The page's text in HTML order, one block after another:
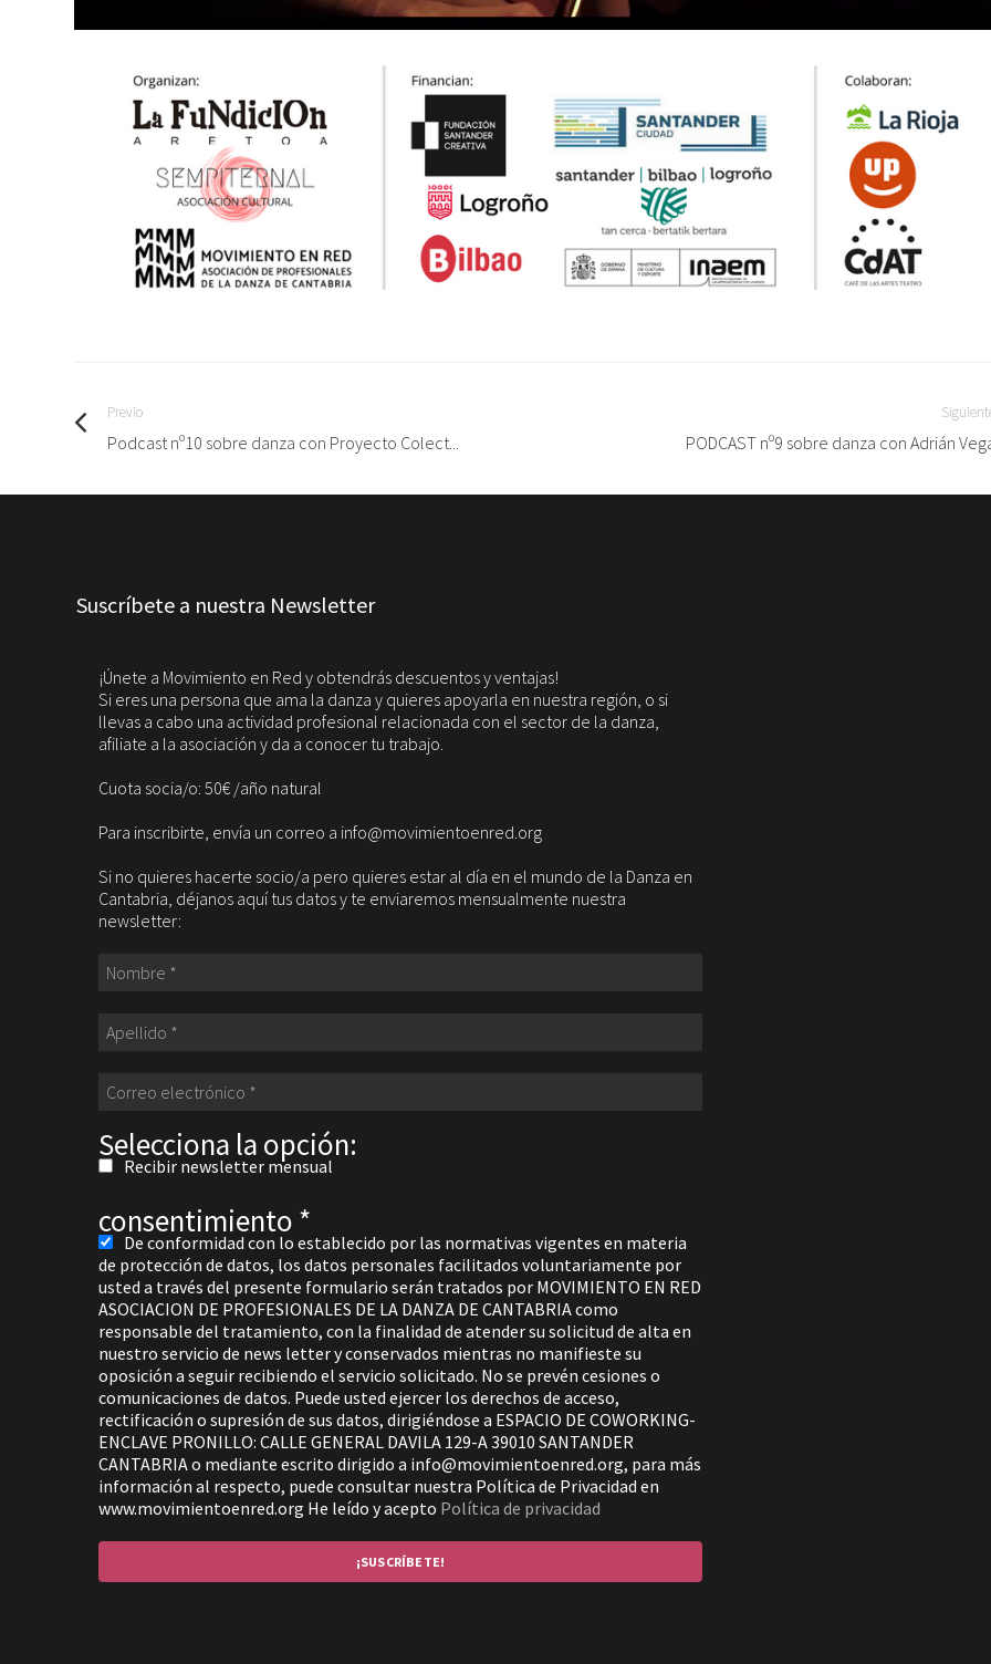
Previo
Podcast nº10 sobre danza con Proyecto Colect... PODCAST nº9 sobre danza con Adrián
Suscríbete a nuestra Newsletter
¡Únete a Movimiento en Red y obtendrás descuentos y ventajas!
Si eres una persona que ama la danza y quieres apoyarla en nuestra región, o si
llevas a cabo una actividad profesional relacionada con el sector de la danza,
afiliate a la asociación y da a conocer tu trabajo.
Cuota socia/o: 50€ /año natural
Para inscribirte, envía un correo a info@movimientoenred.org
Si no quieres hacerte socio/a pero quieres estar al día en el mundo de la Danza en
Cantabria, déjanos aquí tus datos y te enviaremos mensualmente nuestra
newsletter:
Selecciona la opción:
Recibir newsletter mensual
consentimiento *
De conformidad con lo establecido por las normativas vigentes en materia
de protección de datos, los datos personales facilitados voluntariamente por
usted a través del presente formulario serán tratados por MOVIMIENTO EN RED
ASOCIACION DE PROFESIONALES DE LA DANZA DE CANTABRIA como
responsable del tratamiento, con la finalidad de atender su solicitud de alta en
nuestro servicio de news letter y conservados mientras no manifieste su
oposición a seguir recibiendo el servicio solicitado. No se prevén cesiones o
comunicaciones de datos. Puede usted ejercer los derechos de acceso,
rectificación o supresión de sus datos, dirigiéndose a ESPACIO DE COWORKING-
ENCLAVE PRONILLO: CALLE GENERAL DAVILA 129-A 39010 SANTANDER
CANTABRIA o mediante escrito dirigido a info@movimientoenred.org, para más
información al respecto, puede consultar nuestra Política de Privacidad en
www.movimientoenred.org He leído y acepto Política de privacidad